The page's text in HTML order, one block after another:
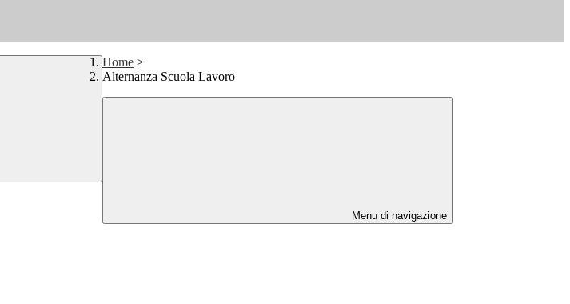
Home >
Alternanza Scuola Lavoro
Menu di navigazione